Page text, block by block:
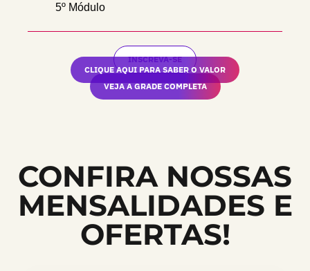
5º Módulo
INSCREVA-SE
VEJA A GRADE COMPLETA
CONFIRA NOSSAS
MENSALIDADES E
OFERTAS!
CLIQUE AQUI PARA SABER O VALOR